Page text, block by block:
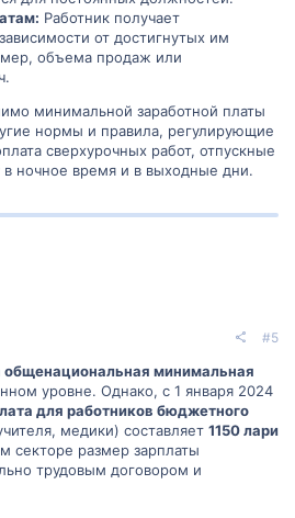
Работник получает
от достигнутых им
объема продаж или
минимальной заработной платы
нормы и правила, регулирующие
сверхурочных работ, отпускные
в ночное время и в выходные дни.
#5
общенациональная минимальная
уровне. Однако, с 1 января 2024
для работников бюджетного
медики) составляет 1150 лари
секторе размер зарплаты
трудовым договором и